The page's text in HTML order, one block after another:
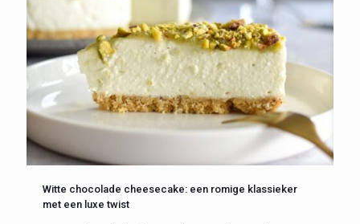
Witte chocolade cheesecake: een romige klassieker
met een luxe twist